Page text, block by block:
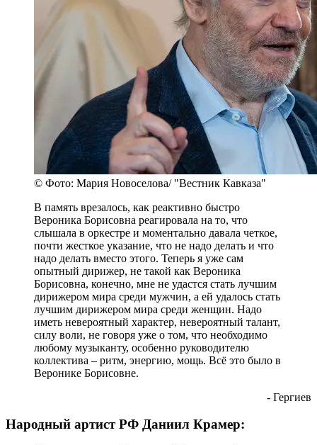
© Фото: Мария Новоселова/ "Вестник Кавказа"
В память врезалось, как реактивно быстро
Вероника Борисовна реагировала на то, что
слышала в оркестре и моментально давала четкое,
почти жесткое указание, что не надо делать и что
надо делать вместо этого. Теперь я уже сам
опытный дирижер, не такой как Вероника
Борисовна, конечно, мне не удастся стать лучшим
дирижером мира среди мужчин, а ей удалось стать
лучшим дирижером мира среди женщин. Надо
иметь невероятный характер, невероятный талант,
силу воли, не говоря уже о том, что необходимо
любому музыканту, особенно руководителю
коллектива – ритм, энергию, мощь. Всё это было в
Веронике Борисовне.
- Гергиев
Народный артист РФ Даниил Крамер: